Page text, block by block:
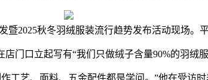
暨2025秋冬羽绒服装流行趋势发布活动现场。
口立起写有“我们只做绒子含量90%的羽绒服
艺、面料、五金配件都是学问。”他在受访时